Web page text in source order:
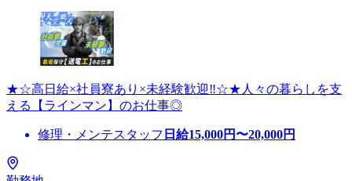
★☆高日給×社員寮あり×未経験歓迎‼☆★人々の暮らしを支
える【ラインマン】のお仕事◎
修理・メンテスタッフ 日給15,000円〜20,000円